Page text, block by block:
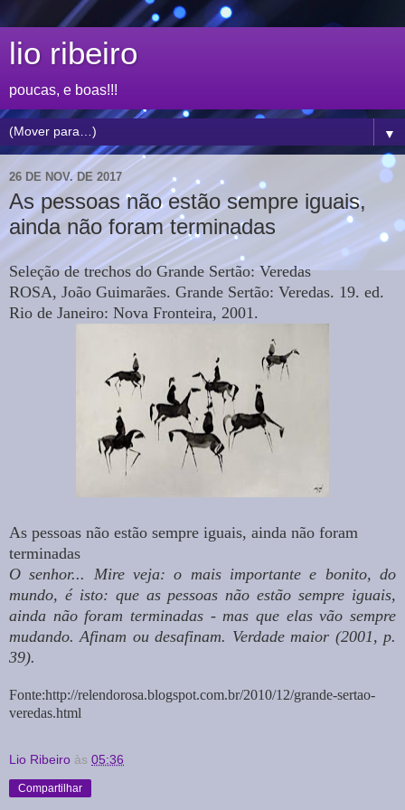
lio ribeiro
poucas, e boas!!!
▼
26 DE NOV. DE 2017
As pessoas não estão sempre iguais,
ainda não foram terminadas
Seleção de trechos do Grande Sertão: Veredas
ROSA, João Guimarães. Grande Sertão: Veredas. 19. ed.
Rio de Janeiro: Nova Fronteira, 2001.
As pessoas não estão sempre iguais, ainda não foram
terminadas
O senhor... Mire veja: o mais importante e bonito, do
mundo, é isto: que as pessoas não estão sempre iguais,
ainda não foram terminadas - mas que elas vão sempre
mudando. Afinam ou desafinam. Verdade maior (2001, p.
39).
Fonte:http://relendorosa.blogspot.com.br/2010/12/grande-sertao-
veredas.html
Lio Ribeiro às 05:36
Compartilhar